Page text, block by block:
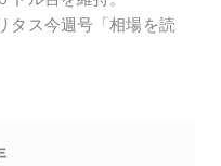
タス今週号「相場を読